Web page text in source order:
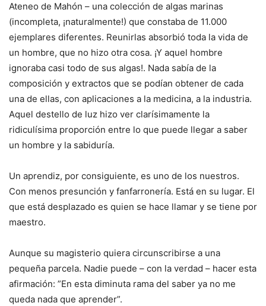
Ateneo de Mahón – una colección de algas marinas
(incompleta, ¡naturalmente!) que constaba de 11.000
ejemplares diferentes. Reunirlas absorbió toda la vida de
un hombre, que no hizo otra cosa. ¡Y aquel hombre
ignoraba casi todo de sus algas!. Nada sabía de la
composición y extractos que se podían obtener de cada
una de ellas, con aplicaciones a la medicina, a la industria.
Aquel destello de luz hizo ver clarísimamente la
ridiculísima proporción entre lo que puede llegar a saber
un hombre y la sabiduría.
Un aprendiz, por consiguiente, es uno de los nuestros.
Con menos presunción y fanfarronería. Está en su lugar. El
que está desplazado es quien se hace llamar y se tiene por
maestro.
Aunque su magisterio quiera circunscribirse a una
pequeña parcela. Nadie puede – con la verdad – hacer esta
afirmación: ”En esta diminuta rama del saber ya no me
queda nada que aprender”.